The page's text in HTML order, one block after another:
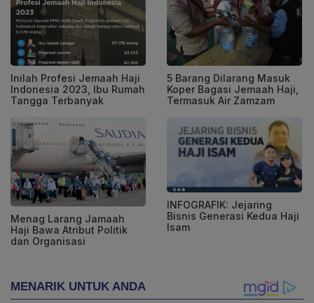
Inilah Profesi Jemaah Haji
Indonesia 2023, Ibu Rumah
Tangga Terbanyak
5 Barang Dilarang Masuk
Koper Bagasi Jemaah Haji,
Termasuk Air Zamzam
Menag Larang Jamaah
Haji Bawa Atribut Politik
dan Organisasi
INFOGRAFIK: Jejaring
Bisnis Generasi Kedua Haji
Isam